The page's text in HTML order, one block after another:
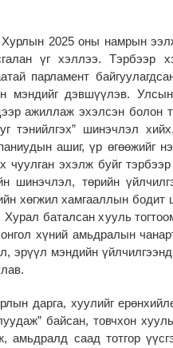
2025 оны намрын
үг хэллээ. Тэрбээр
парламент
мэндийг дэвшүүлэв.
ажиллаж эхэлсэн болон
тэнийлгэх” шинэчлэл
ашиг, үр өгөөжийг
чуулган эхэлж буйг
шинэчлэл, төрийн
хөгжил хамгааллын бодит
баталсан хууль
хүний амьдралын
эрүүл мэндийн
дарга, хуулийг
байсан, товчхон
амьдралд саад тотгор